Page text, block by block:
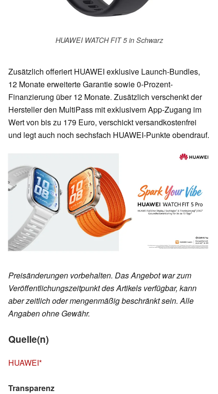
HUAWEI WATCH FIT 5 in Schwarz
Zusätzlich offeriert HUAWEI exklusive Launch-Bundles,
12 Monate erweiterte Garantie sowie 0-Prozent-
Finanzierung über 12 Monate. Zusätzlich verschenkt der
Hersteller den MultiPass mit exklusivem App-Zugang im
Wert von bis zu 179 Euro, verschickt versandkostenfrei
und legt auch noch sechsfach HUAWEI-Punkte obendrauf.
Preisänderungen vorbehalten. Das Angebot war zum
Veröffentlichungszeitpunkt des Artikels verfügbar, kann
aber zeitlich oder mengenmäßig beschränkt sein. Alle
Angaben ohne Gewähr.
Quelle(n)
HUAWEI
Transparenz